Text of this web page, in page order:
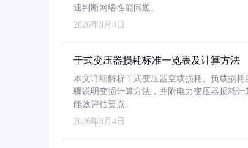
速判断网络性能问题。
2026年8月4日
干式变压器损耗标准一览表及计算方法
本文详细解析干式变压器空载损耗、负载损耗
骤说明变损计算方法，并附电力变压器损耗
能效评估要点。
2026年8月4日